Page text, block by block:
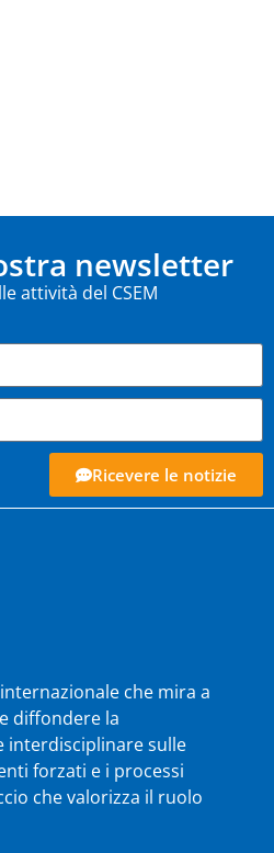
newsletter
attività del CSEM
Ricevere le notizie
che mira a
diffondere la
interdisciplinare sulle
forzati e i processi
che valorizza il ruolo